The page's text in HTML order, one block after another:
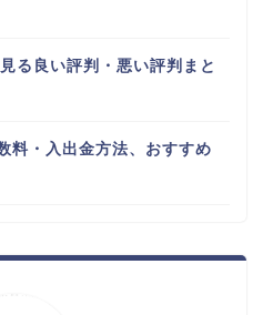
る良い評判・悪い評判まと
料・入出金方法、おすすめ